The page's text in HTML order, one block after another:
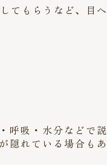
てもらうなど、目へ
呼吸・水分などで説
隠れている場合もあ